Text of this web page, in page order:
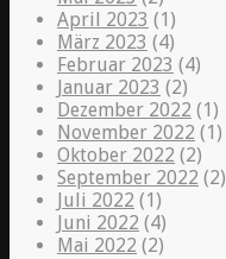
April 2023 (1)
März 2023 (4)
Februar 2023 (4)
Januar 2023 (2)
Dezember 2022 (1)
November 2022 (1)
Oktober 2022 (2)
September 2022 (2)
Juli 2022 (1)
Juni 2022 (4)
Mai 2022 (2)